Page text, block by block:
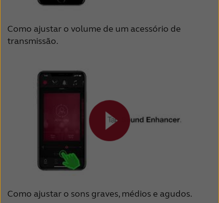
Como ajustar o volume de um acessório de
transmissão.
Como ajustar o sons graves, médios e agudos.